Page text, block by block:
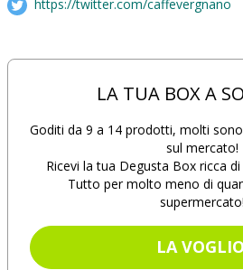
https://twitter.com/caffevergnano
LA TUA BOX A
Goditi da 9 a 14 prodotti, molti
sul mercato!
Ricevi la tua Degusta Box ricca
Tutto per molto meno di
supermercato!
LA